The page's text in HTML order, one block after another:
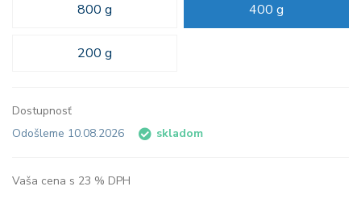
800 g 400 g
200 g
Dostupnosť
Odošleme 10.08.2026
skladom
Vaša cena s 23 % DPH